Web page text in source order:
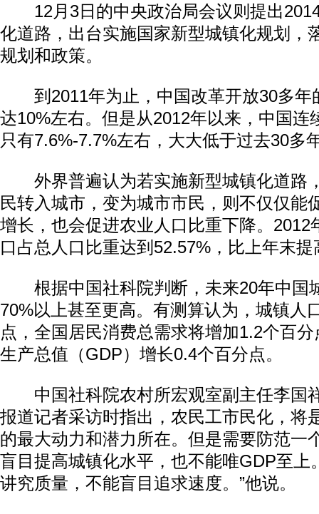
12月3日的中央政治局会议则提出
化道路，出台实施国家新型城镇化规划，
规划和政策。
到2011年为止，中国改革开放30多年
达10%左右。但是从2012年以来，中国连
只有7.6%-7.7%左右，大大低于过去30多
外界普遍认为若实施新型城镇化道路
民转入城市，变为城市市民，则不仅仅能
增长，也会促进农业人口比重下降。2012
口占总人口比重达到52.57%，比上年末
根据中国社科院判断，未来20年中国
70%以上甚至更高。有测算认为，城镇人
点，全国居民消费总需求将增加1.2个百
生产总值（GDP）增长0.4个百分点。
中国社科院农村所宏观室副主任李国
报道记者采访时指出，农民工市民化，将
的最大动力和潜力所在。但是需要防范一
盲目提高城镇化水平，也不能唯GDP至上
讲究质量，不能盲目追求速度。”他说。